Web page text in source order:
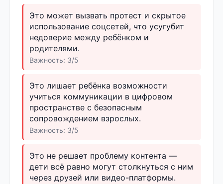
Это может вызвать протест и скрытое
использование соцсетей, что усугубит
недоверие между ребёнком и
родителями.
Важность: 3/5
Это лишает ребёнка возможности
учиться коммуникации в цифровом
пространстве с безопасным
сопровождением взрослых.
Важность: 3/5
Это не решает проблему контента —
дети всё равно могут столкнуться с ним
через друзей или видео-платформы.